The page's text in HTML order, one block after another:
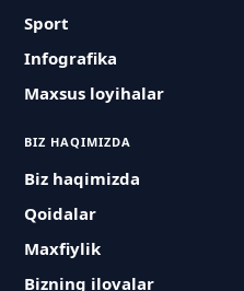
Sport
Infografika
Maxsus loyihalar
BIZ HAQIMIZDA
Biz haqimizda
Qoidalar
Maxfiylik
Bizning ilovalar